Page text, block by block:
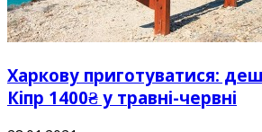
Харкову приготуватися:
Кіпр 1400₴ у травні-червні